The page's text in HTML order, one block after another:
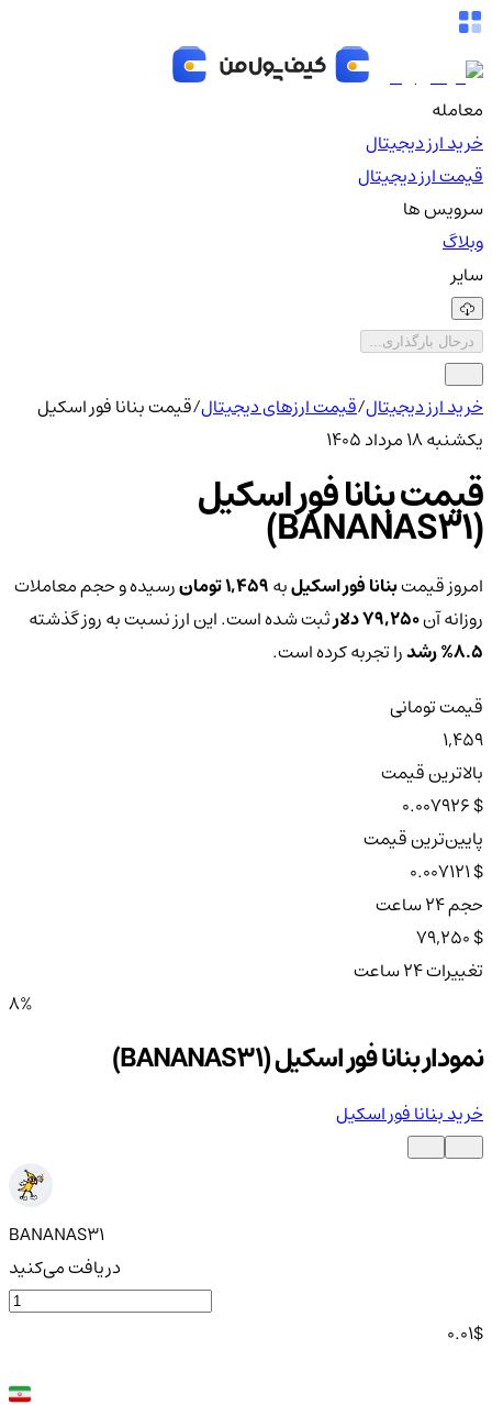
معامله
خرید ارز دیجیتال
قیمت ارز دیجیتال
سرویس ها
وبلاگ
سایر
درحال بارگذاری...
خرید ارز دیجیتال/قیمت ارزهای دیجیتال/قیمت بنانا فور اسکیل
یکشنبه ۱۸ مرداد ۱۴۰۵
قیمت بنانا فور اسکیل
(BANANAS31)
امروز قیمتبنانا فور اسکیلبه1,459 تومان
رسیده و حجم معاملات
روزانه آن79,250 دلار
ثبت شده است. این ارز نسبت به روز گذشته
8.5% رشدرا تجربه کرده است.
قیمت تومانی
1,459
بالاترین قیمت
$ 0.007926
پایین‌ترین قیمت
$ 0.007121
حجم ۲۴ ساعت
$ 79,250
تغییرات ۲۴ ساعت
8%
نمودار بنانا فور اسکیل (BANANAS31)
خرید بنانا فور اسکیل
BANANAS31
دریافت می‌کنید
0.01$